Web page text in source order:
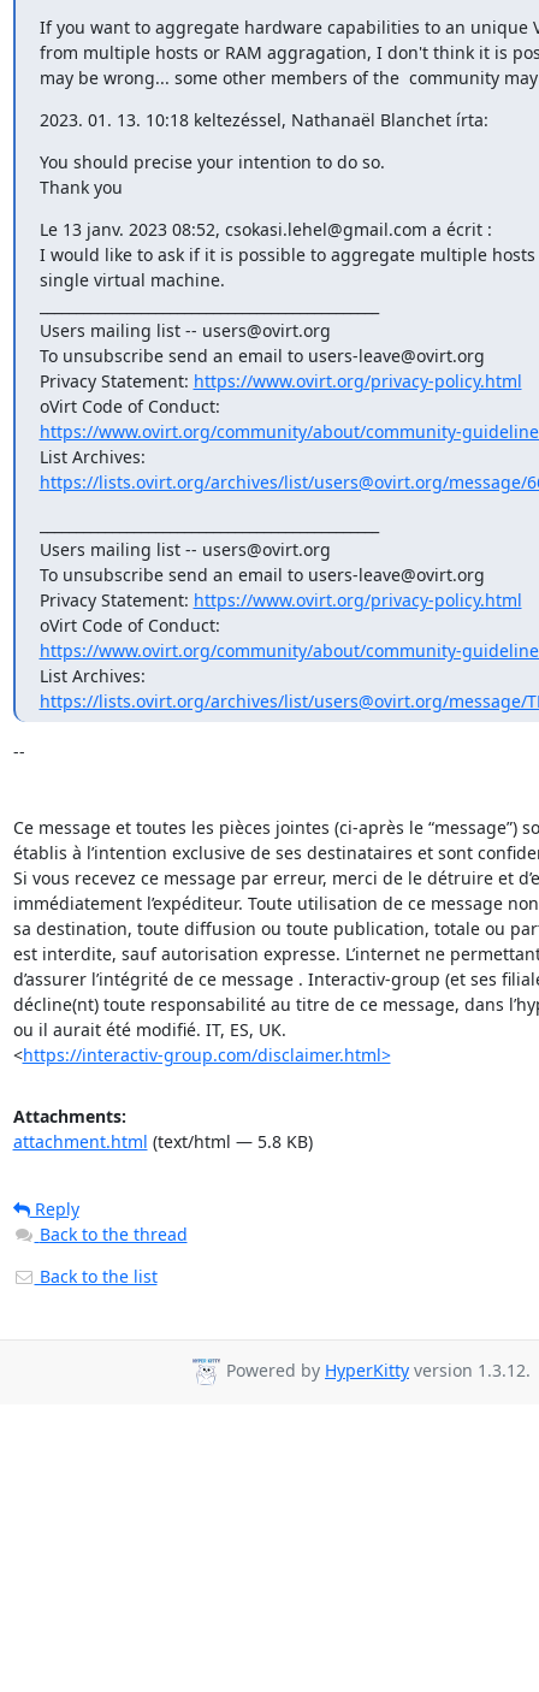
If you want to aggregate hardware capabilities to an unique
from multiple hosts or RAM aggragation, I don't think it is
may be wrong... some other members of the  community
2023. 01. 13. 10:18 keltezéssel, Nathanaël Blanchet írta:
You should precise your intention to do so.
Thank you
Le 13 janv. 2023 08:52, csokasi.lehel@gmail.com a écrit :
I would like to ask if it is possible to aggregate multiple hosts
single virtual machine.
Users mailing list -- users@ovirt.org
To unsubscribe send an email to users-leave@ovirt.org
Privacy Statement: https://www.ovirt.org/privacy-policy.html
https://www.ovirt.org/community/about/community-
https://lists.ovirt.org/archives/list/users@ovirt.org/message/
Users mailing list -- users@ovirt.org
To unsubscribe send an email to users-leave@ovirt.org
Privacy Statement: https://www.ovirt.org/privacy-policy.html
https://www.ovirt.org/community/about/community-
https://lists.ovirt.org/archives/list/users@ovirt.org/message/
--
Ce message et toutes les pièces jointes (ci-après le “message”)
établis à l’intention exclusive de ses destinataires et sont
Si vous recevez ce message par erreur, merci de le détruire et
immédiatement l’expéditeur. Toute utilisation de ce message
sa destination, toute diffusion ou toute publication, totale ou
est interdite, sauf autorisation expresse. L’internet ne
d’assurer l’intégrité de ce message . Interactiv-group (et ses
décline(nt) toute responsabilité au titre de ce message, dans
ou il aurait été modifié. IT, ES, UK.
<https://interactiv-group.com/disclaimer.html>
Attachments:
attachment.html (text/html — 5.8 KB)
Reply
Back to the thread
Back to the list
Powered by HyperKitty version 1.3.12.